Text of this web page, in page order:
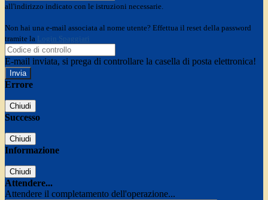
all'indirizzo indicato con le istruzioni necessarie.
Non hai una e-mail associata al nome utente? Effettua il reset della password
tramite la Login Spaggiari
E-mail inviata, si prega di controllare la casella di posta elettronica!
Errore
Chiudi
Successo
Chiudi
Informazione
Chiudi
Attendere...
Attendere il completamento dell'operazione...